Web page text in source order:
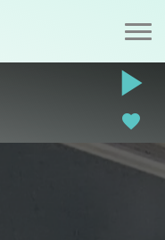
play_arrow
favorite